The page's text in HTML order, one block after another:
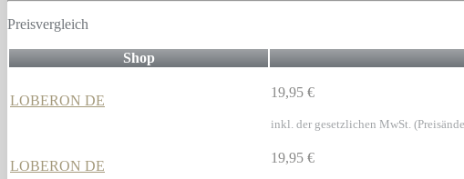
Preisvergleich
Shop
LOBERON DE
19,95 €
inkl. der gesetzlichen MwSt.
LOBERON DE
19,95 €